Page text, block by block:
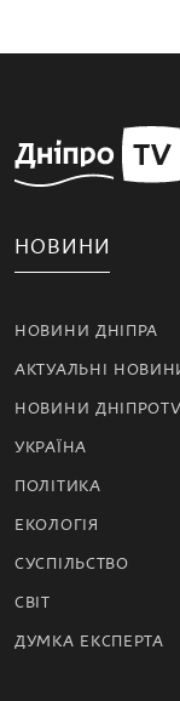
НОВИНИ
НОВИНИ ДНІПРА
АКТУАЛЬНІ
НОВИНИ ДНІПРОTV
УКРАЇНА
ПОЛІТИКА
ЕКОЛОГІЯ
СУСПІЛЬСТВО
СВІТ
ДУМКА ЕКСПЕРТА